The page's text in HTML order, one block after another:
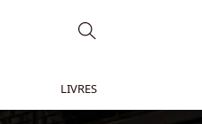
LIVRES